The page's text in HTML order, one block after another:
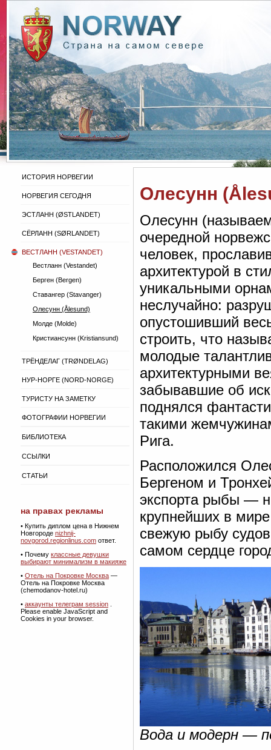
ИСТОРИЯ НОРВЕГИИ
НОРВЕГИЯ СЕГОДНЯ
ЭСТЛАНН (ØSTLANDET)
СЁРЛАНН (SØRLANDET)
ВЕСТЛАНН (VESTANDET)
Вестланн (Vestandet)
Берген (Bergen)
Ставангер (Stavanger)
Олесунн (Ålesund)
Молде (Molde)
Кристиансунн (Kristiansund)
ТРЁНДЕЛАГ (TRØNDELAG)
НУР-НОРГЕ (NORD-NORGE)
ТУРИСТУ НА ЗАМЕТКУ
ФОТОГРАФИИ НОРВЕГИИ
БИБЛИОТЕКА
ССЫЛКИ
СТАТЬИ
на правах рекламы
• Купить диплом цена в Нижнем
Новгороде nizhnij-
novgorod.regionlinus.com ответ.
• Почему классные девушки
выбирают минимализм в макияже
• Отель на Покровке Москва —
Отель на Покровке Москва
(chemodanov-hotel.ru)
• аккаунты телеграм session
Please enable JavaScript and
Cookies in your browser.
Олесунн
Олесунн
очередной
человек,
архитектурой в
уникальными
неслучайно:
опустошивший
строить, что
молодые
архитектурными
забывавшие об
поднялся
такими
Рига.
Расположился
Бергеном и
экспорта рыбы —
крупнейших в
свежую рыбу
самом сердце
Вода и модерн —